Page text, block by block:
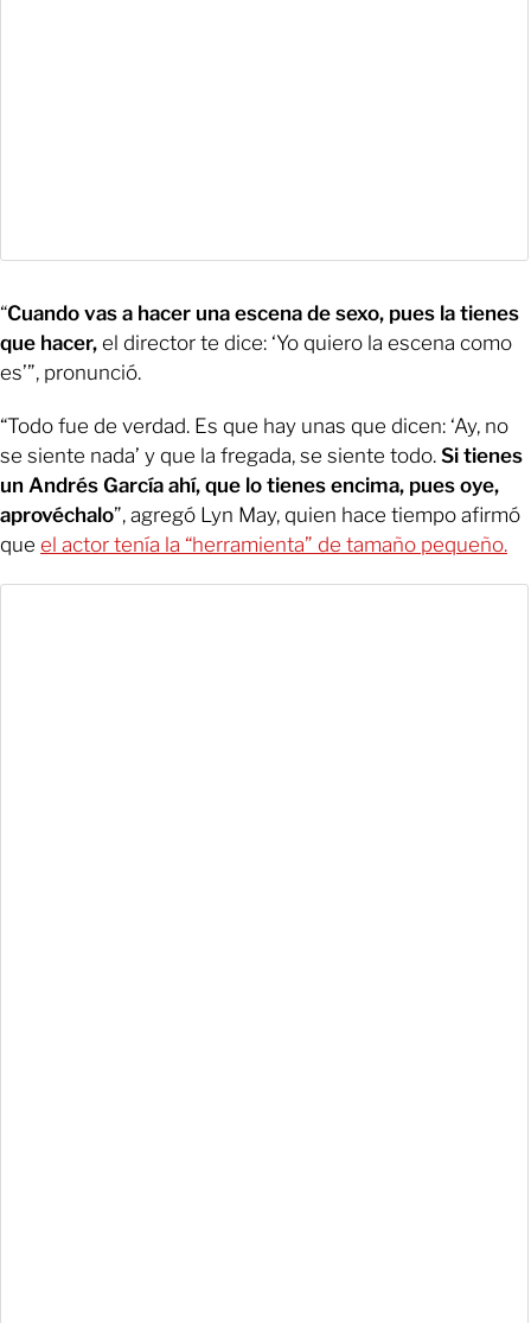
“Cuando vas a hacer una escena de sexo, pues la tienes
que hacer, el director te dice: ‘Yo quiero la escena como
es’”, pronunció.
“Todo fue de verdad. Es que hay unas que dicen: ‘Ay, no
se siente nada’ y que la fregada, se siente todo. Si tienes
un Andrés García ahí, que lo tienes encima, pues oye,
aprovéchalo”, agregó Lyn May, quien hace tiempo afirmó
que el actor tenía la “herramienta” de tamaño pequeño.